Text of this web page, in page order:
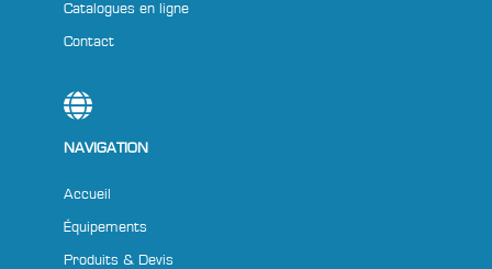
Catalogues en ligne
Contact
NAVIGATION
Accueil
Équipements
Produits & Devis